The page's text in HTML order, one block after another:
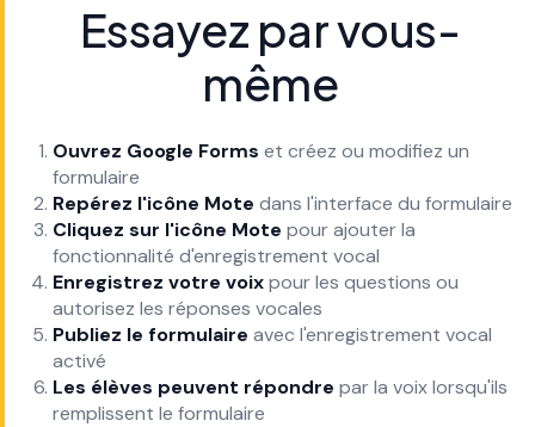
Essayez par vous-
même
Ouvrez Google Forms et créez ou modifiez un
formulaire
Repérez l'icône Mote dans l'interface du formulaire
Cliquez sur l'icône Mote pour ajouter la
fonctionnalité d'enregistrement vocal
Enregistrez votre voixpour les questions ou
autorisez les réponses vocales
Publiez le formulaire avec l'enregistrement vocal
activé
Les élèves peuvent répondre par la voix lorsqu'ils
remplissent le formulaire